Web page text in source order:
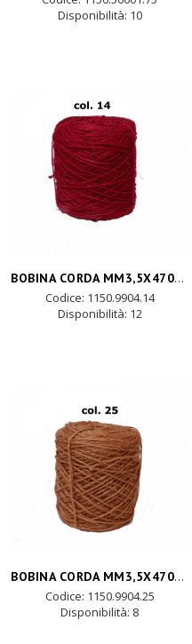
Disponibilità: 10
BOBINA CORDA MM3,5X470MT - azalea
Codice: 1150.9904.14
Disponibilità: 12
BOBINA CORDA MM3,5X470MT - nocciola
Codice: 1150.9904.25
Disponibilità: 8